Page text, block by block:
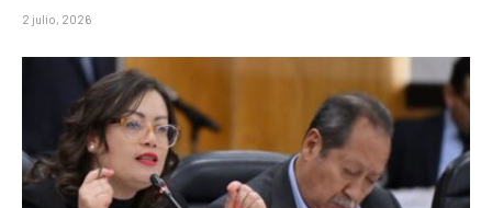
2 julio, 2026